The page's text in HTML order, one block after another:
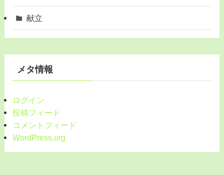
献立
メタ情報
ログイン
投稿フィード
コメントフィード
WordPress.org